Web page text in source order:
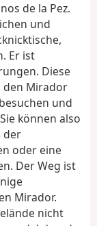
de la Pez.
und
Er ist
Diese
den Mirador
und
können also
der
oder eine
Der Weg ist
Mirador.
nicht